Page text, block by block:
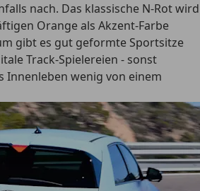
nach. Das klassische N-Rot wird
Orange als Akzent-Farbe
gibt es gut geformte Sportsitze
Track-Spielereien - sonst
Innenleben wenig von einem